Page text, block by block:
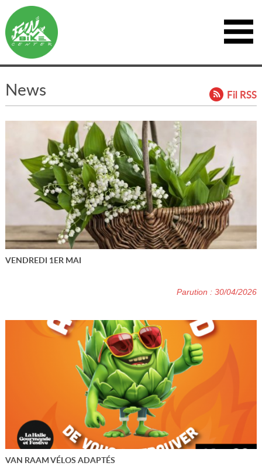
News Fil RSS
VENDREDI 1ER MAI
Parution : 30/04/2026
VAN RAAM VÉLOS ADAPTÉS